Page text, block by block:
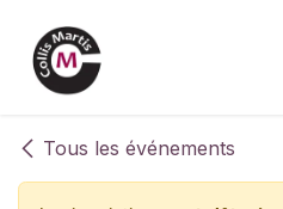
Tous les événements